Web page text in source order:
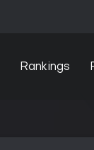
Rankings